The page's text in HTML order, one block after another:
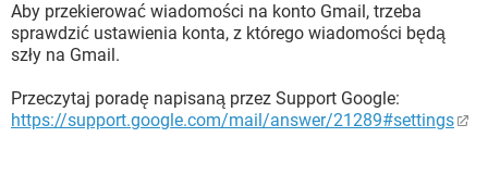
Aby przekierować wiadomości na konto Gmail, trzeba
sprawdzić ustawienia konta, z którego wiadomości będą
szły na Gmail.
Przeczytaj poradę napisaną przez Support Google:
https://support.google.com/mail/answer/21289#settings